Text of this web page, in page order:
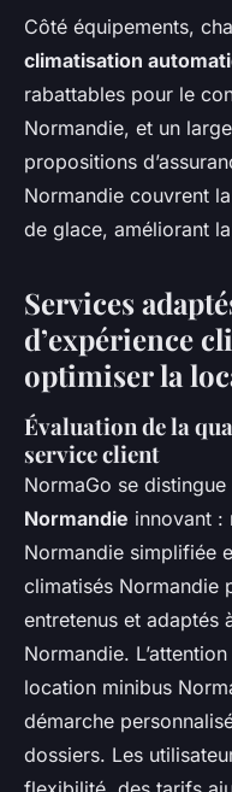
Côté équipements,
climatisation
rabattables pour le
Normandie, et un
propositions
Normandie couvrent
de glace, améliorant
Services
d’expérience
optimiser la
Évaluation de la
service client
NormaGo se
Normandie innovant :
Normandie simplifiée
climatisés Normandie
entretenus et adaptés
Normandie.
location minibus
démarche
dossiers. Les